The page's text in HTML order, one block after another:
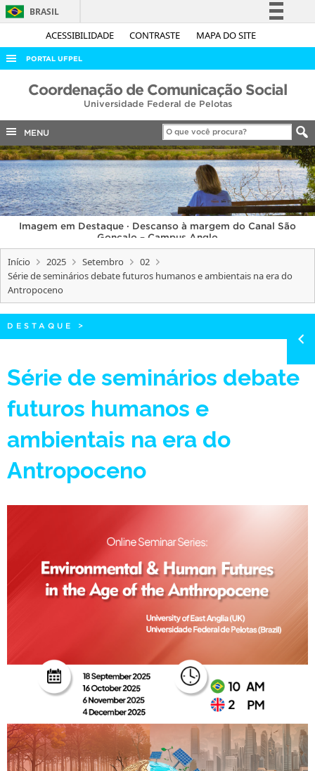
ACESSIBILIDADE CONTRASTE MAPA DO SITE
BRASIL
Simplifique!
Acesso à informação
Legislação
Canais
PORTAL UFPEL
ACESSO À INFORMAÇÃO
COBALTO
CONCURSOS
EDITAIS
INTERNACIONAL
OUVIDORIA
PORTARIAS
TELEFONES
Coordenação de Comunicação Social
Universidade Federal de Pelotas
MENU
Imagem em Destaque · Descanso à margem do Canal São
Gonçalo – Campus Anglo
Início 2025 Setembro
02
Série de seminários debate futuros humanos e ambientais na era do
Antropoceno
DESTAQUE >
Série de seminários debate
futuros humanos e
ambientais na era do
Antropoceno